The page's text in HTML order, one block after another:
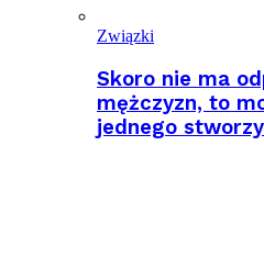
Związki
Skoro nie ma
mężczyzn, to
jednego